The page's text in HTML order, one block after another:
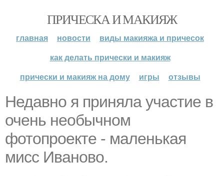
ПРИЧЕСКА И МАКИЯЖ
главная новости
виды макияжа и причесок
как делать прически и макияж
прически и макияж на дому
игры отзывы
Недавно я приняла участие в
очень необычном
фотопроекте - маленькая
мисс Иваново.